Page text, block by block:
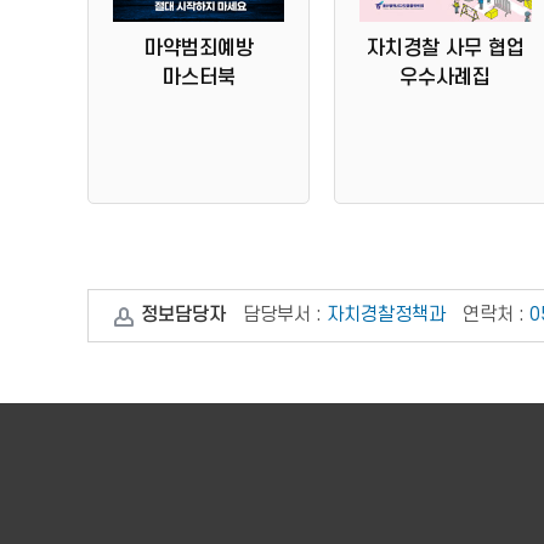
마약범죄예방
마스터북
자치경찰 사무 협업
우수사례집
정보담당자 담당부서 : 자치경찰정책과 연락처 :